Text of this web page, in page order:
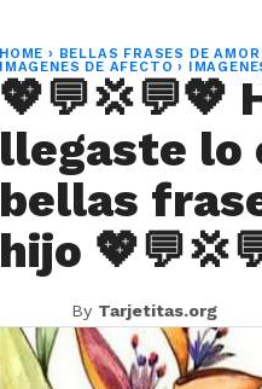
HOME › BELLAS FRASES DE AMOR
IMAGENES DE AFECTO ›
💖💬💢💬💖
llegaste lo
bellas
hijo
By Tarjetitas.org